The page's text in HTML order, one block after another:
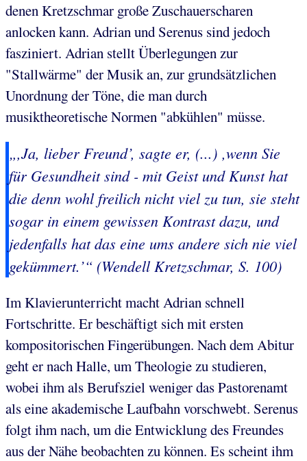
denen Kretzschmar große Zuschauerscharen
anlocken kann. Adrian und Serenus sind jedoch
fasziniert. Adrian stellt Überlegungen zur
"Stallwärme" der Musik an, zur grundsätzlichen
Unordnung der Töne, die man durch
musiktheoretische Normen "abkühlen" müsse.
„,Ja, lieber Freund’, sagte er, (...) ‚wenn Sie
für Gesundheit sind - mit Geist und Kunst hat
die denn wohl freilich nicht viel zu tun, sie steht
sogar in einem gewissen Kontrast dazu, und
jedenfalls hat das eine ums andere sich nie viel
gekümmert.’“ (Wendell Kretzschmar, S. 100)
Im Klavierunterricht macht Adrian schnell
Fortschritte. Er beschäftigt sich mit ersten
kompositorischen Fingerübungen. Nach dem Abitur
geht er nach Halle, um Theologie zu studieren,
wobei ihm als Berufsziel weniger das Pastorenamt
als eine akademische Laufbahn vorschwebt. Serenus
folgt ihm nach, um die Entwicklung des Freundes
aus der Nähe beobachten zu können. Es scheint ihm